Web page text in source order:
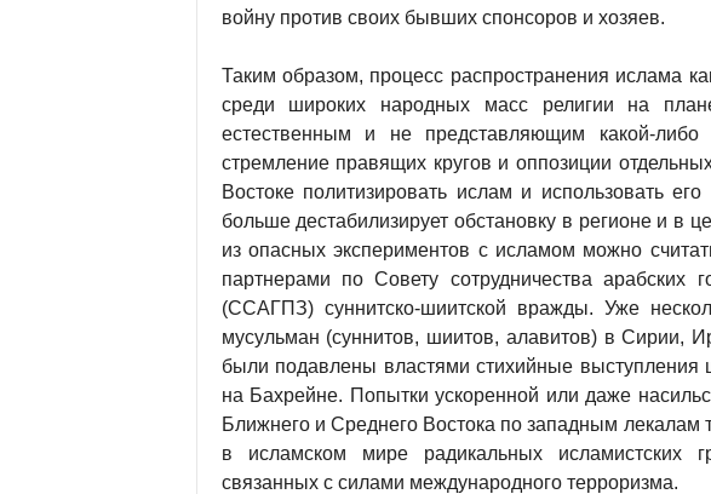
войну против своих бывших спонсоров и хозяев.
Таким образом, процесс распространения ислама
среди широких народных масс религии на
естественным и не представляющим какой-либо
стремление правящих кругов и оппозиции
Востоке политизировать ислам и использовать
больше дестабилизирует обстановку в регионе и в
из опасных экспериментов с исламом можно
партнерами по Совету сотрудничества арабских
(ССАГПЗ) суннитско-шиитской вражды. Уже
мусульман (суннитов, шиитов, алавитов) в Сирии,
были подавлены властями стихийные выступления
на Бахрейне. Попытки ускоренной или даже
Ближнего и Среднего Востока по западным лекалам
в исламском мире радикальных исламистских
связанных с силами международного терроризма.